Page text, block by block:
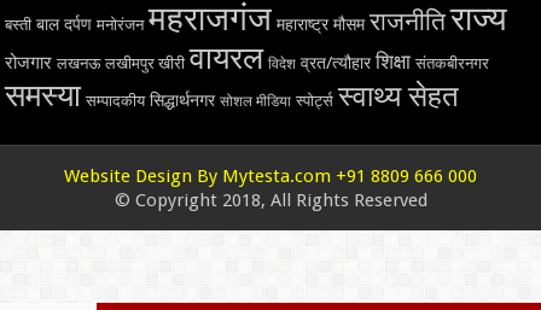
बस्ती बाल दर्पण मनोरंजन महराजगंज महाराष्ट्र मौसम राजनीतिराज्य
रोजगार लखनऊ लखीमपुर खीरी वायरल विदेश व्रत/त्यौहार शिक्षा संतकबीरनगर
समस्या सम्पादकीय सिद्धार्थनगर सोशल मीडिया स्पोर्ट्स स्वाथ्य सेहत
Website Design By Mytesta.com +91 8809 666 000
© Copyright 2018, All Rights Reserved